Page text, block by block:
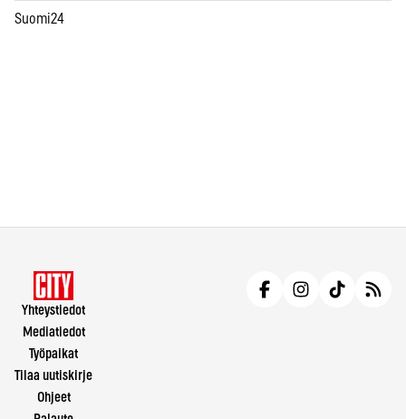
Suomi24
Yhteystiedot
Mediatiedot
Työpaikat
Tilaa uutiskirje
Ohjeet